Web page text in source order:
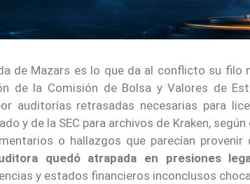
de Mazars es lo que da al conflicto su filo
de la Comisión de Bolsa y Valores de
auditorías retrasadas necesarias para
y de la SEC para archivos de Kraken,
o hallazgos que parecían
quedó atrapada en presiones
y estados financieros inconclusos